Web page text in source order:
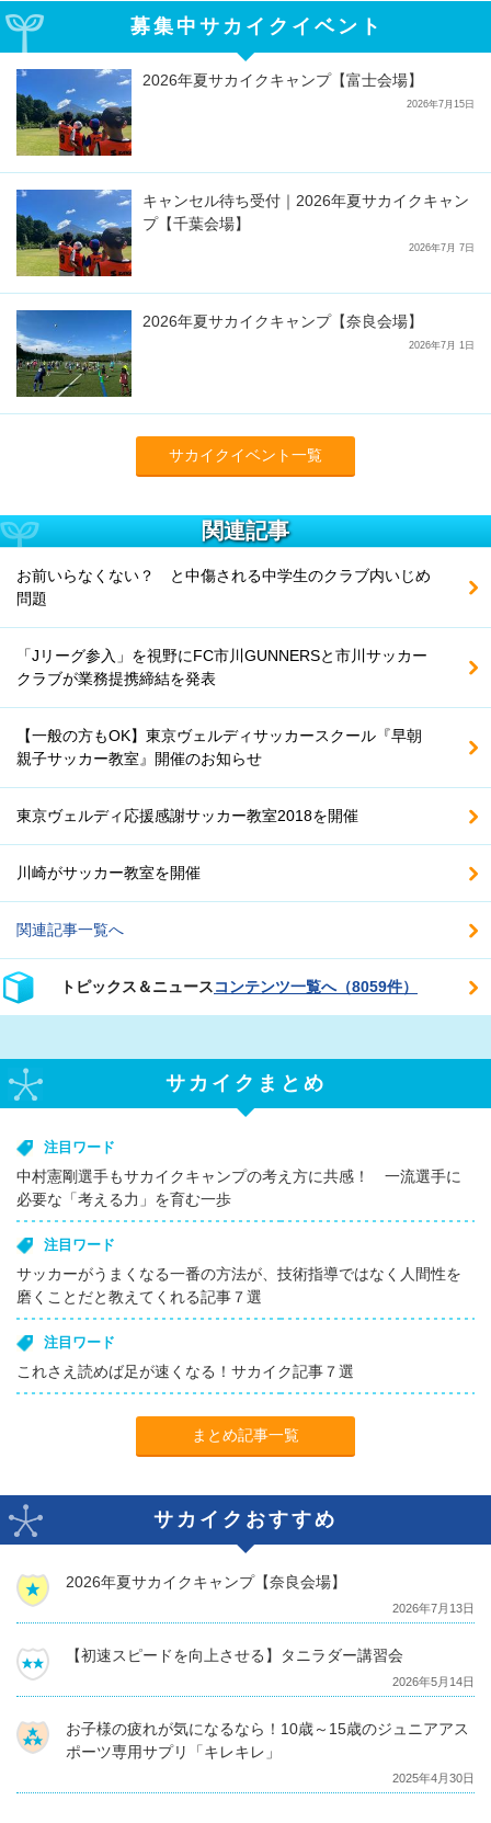
募集中サカイクイベント
2026年夏サカイクキャンプ【富士会場】
2026年7月15日
キャンセル待ち受付｜2026年夏サカイクキャン
プ【千葉会場】
2026年7月 7日
2026年夏サカイクキャンプ【奈良会場】
2026年7月 1日
サカイクイベント一覧
関連記事
お前いらなくない？ と中傷される中学生のクラブ内いじめ
問題
「Jリーグ参入」を視野にFC市川GUNNERSと市川サッカー
クラブが業務提携締結を発表
【一般の方もOK】東京ヴェルディサッカースクール『早朝
親子サッカー教室』開催のお知らせ
東京ヴェルディ応援感謝サッカー教室2018を開催
川崎がサッカー教室を開催
関連記事一覧へ
トピックス＆ニュースコンテンツ一覧へ（8059件）
サカイクまとめ
注目ワード
中村憲剛選手もサカイクキャンプの考え方に共感！ 一流選手に
必要な「考える力」を育む一歩
注目ワード
サッカーがうまくなる一番の方法が、技術指導ではなく人間性を
磨くことだと教えてくれる記事７選
注目ワード
これさえ読めば足が速くなる！サカイク記事７選
まとめ記事一覧
サカイクおすすめ
2026年夏サカイクキャンプ【奈良会場】
2026年7月13日
【初速スピードを向上させる】タニラダー講習会
2026年5月14日
お子様の疲れが気になるなら！10歳～15歳のジュニアアス
ポーツ専用サプリ「キレキレ」
2025年4月30日